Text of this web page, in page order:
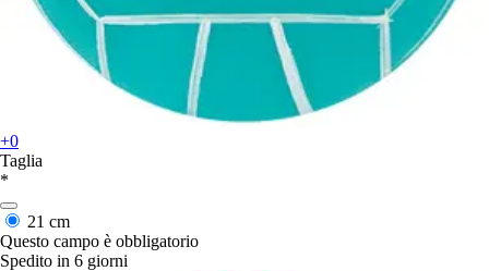
+0
Taglia
*
21 cm
Questo campo è obbligatorio
Spedito in 6 giorni